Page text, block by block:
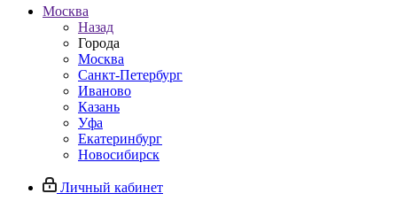
Москва
Назад
Города
Москва
Санкт-Петербург
Иваново
Казань
Уфа
Екатеринбург
Новосибирск
Личный кабинет